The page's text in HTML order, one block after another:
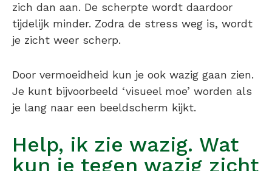
zich dan aan. De scherpte wordt daardoor
tijdelijk minder. Zodra de stress weg is, wordt
je zicht weer scherp.
Door vermoeidheid kun je ook wazig gaan zien.
Je kunt bijvoorbeeld ‘visueel moe’ worden als
je lang naar een beeldscherm kijkt.
Help, ik zie wazig. Wat
kun je tegen wazig zicht